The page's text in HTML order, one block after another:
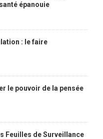
épanouie
: le faire
le pouvoir de la pensée
Feuilles de Surveillance